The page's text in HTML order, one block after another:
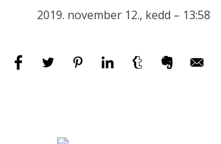
2019. november 12., kedd – 13:58